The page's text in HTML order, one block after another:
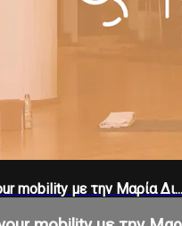
mobility με την Μαρία Δι...